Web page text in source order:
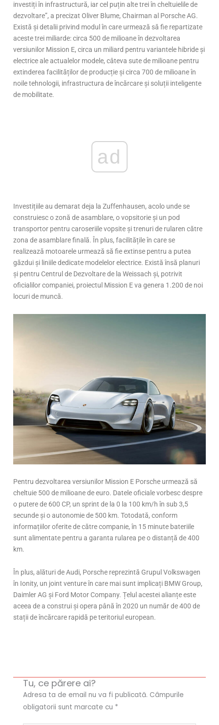
investiți în infrastructură, iar cel puțin alte trei în cheltuielile de
dezvoltare”, a precizat Oliver Blume, Chairman al Porsche AG.
Există și detalii privind modul în care urmează să fie repartizate
aceste trei miliarde: circa 500 de milioane în dezvoltarea
versiunilor Mission E, circa un miliard pentru variantele hibride și
electrice ale actualelor modele, câteva sute de milioane pentru
extinderea facilităților de producție și circa 700 de milioane în
noile tehnologii, infrastructura de încărcare și soluții inteligente
de mobilitate.
ad
Investițiile au demarat deja la Zuffenhausen, acolo unde se
construiesc o zonă de asamblare, o vopsitorie și un pod
transportor pentru caroseriile vopsite și trenuri de rularen către
zona de asamblare finală. În plus, facilitățile în care se
realizează motoarele urmează să fie extinse pentru a putea
găzdui și liniile dedicate modelelor electrice. Există însă planuri
și pentru Centrul de Dezvoltare de la Weissach și, potrivit
oficialilor companiei, proiectul Mission E va genera 1.200 de noi
locuri de muncă.
Pentru dezvoltarea versiunilor Mission E Porsche urmează să
cheltuie 500 de milioane de euro. Datele oficiale vorbesc despre
o putere de 600 CP, un sprint de la 0 la 100 km/h în sub 3,5
secunde și o autonomie de 500 km. Totodată, conform
informațiilor oferite de către companie, în 15 minute bateriile
sunt alimentate pentru a garanta rularea pe o distanță de 400
km.
În plus, alături de Audi, Porsche reprezintă Grupul Volkswagen
în Ionity, un joint venture în care mai sunt implicați BMW Group,
Daimler AG și Ford Motor Company. Țelul acestei alianțe este
aceea de a construi și opera până în 2020 un număr de 400 de
stații de încărcare rapidă pe teritoriul european.
Tu, ce părere ai?
Adresa ta de email nu va fi publicată. Câmpurile
obligatorii sunt marcate cu *